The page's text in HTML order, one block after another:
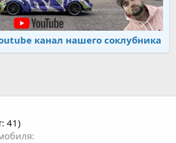
канал нашего соклубника
41)